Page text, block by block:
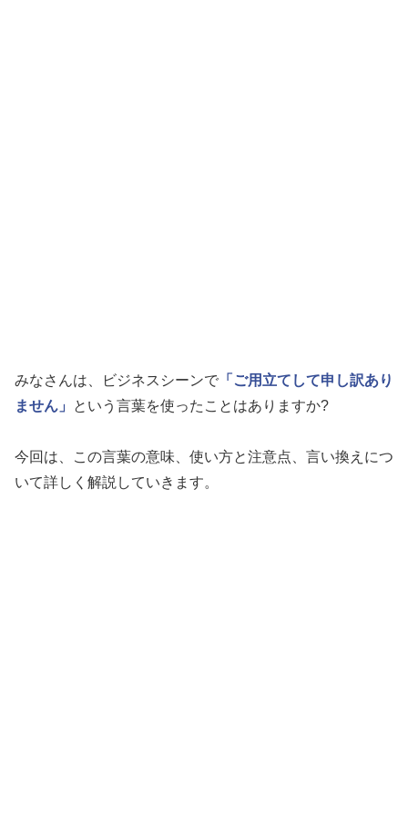
みなさんは、ビジネスシーンで 「ご用立てして申し訳あり
ません」
という言葉を使ったことはありますか?
今回は、この言葉の意味、使い方と注意点、言い換えにつ
いて詳しく解説していきます。